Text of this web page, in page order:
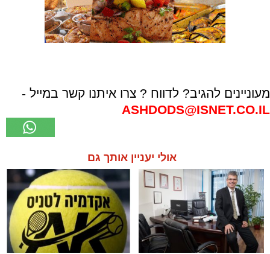
מעוניינים להגיב? לדווח ? צרו איתנו קשר במייל -
ASHDODS@ISNET.CO.IL
אולי יעניין אותך גם